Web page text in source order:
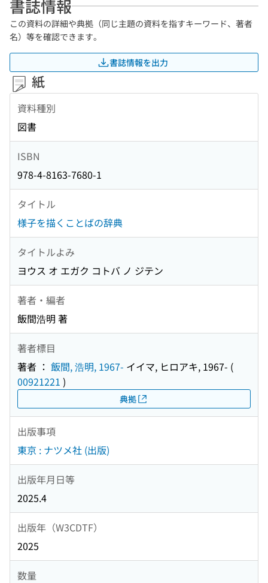
書誌情報
この資料の詳細や典拠（同じ主題の資料を指すキーワード、著者
名）等を確認できます。
書誌情報を出力
紙
資料種別
図書
ISBN
978-4-8163-7680-1
タイトル
様子を描くことばの辞典
タイトルよみ
ヨウス オ エガク コトバ ノ ジテン
著者・編者
飯間浩明 著
著者標目
著者 ： 飯間, 浩明, 1967- イイマ, ヒロアキ, 1967- (
00921221 )
典拠
出版事項
東京 : ナツメ社 (出版)
出版年月日等
2025.4
出版年（W3CDTF）
2025
数量